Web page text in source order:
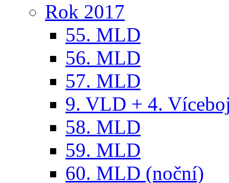
Rok 2017
55. MLD
56. MLD
57. MLD
9. VLD + 4.
58. MLD
59. MLD
60. MLD (noční)